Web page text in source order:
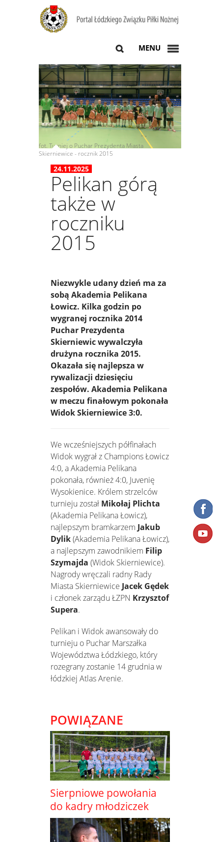
MENU
fot. Turniej o Puchar Prezydenta Miasta
Skierniewice - rocznik 2015
24.11.2025
Pelikan górą
także w
roczniku
2015
Niezwykle udany dzień ma za
sobą Akademia Pelikana
Łowicz. Kilka godzin po
wygranej rocznika 2014
Puchar Prezydenta
Skierniewic wywalczyła
drużyna rocznika 2015.
Okazała się najlepsza w
rywalizacji dziesięciu
zespołów. Akademia Pelikana
w meczu finałowym pokonała
Widok Skierniewice 3:0.
We wcześniejszych półfinałach
Widok wygrał z Champions Łowicz
4:0, a Akademia Pelikana
pokonała, również 4:0, Juvenię
Wysokienice. Królem strzelców
turnieju został Mikołaj Plichta
(Akademia Pelikana Łowicz),
najlepszym bramkarzem Jakub
Dylik(Akademia Pelikana Łowicz),
a najlepszym zawodnikiem Filip
Szymajda (Widok Skierniewice).
Nagrody wręczali radny Rady
Miasta Skierniewice Jacek Gędek
i członek zarządu ŁZPN Krzysztof
Supera.
Pelikan i Widok awansowały do
turnieju o Puchar Marszałka
Województwa Łódzkiego, który
rozegrany zostanie 14 grudnia w
łódzkiej Atlas Arenie.
POWIĄZANE
Sierpniowe powołania
do kadry młodziczek